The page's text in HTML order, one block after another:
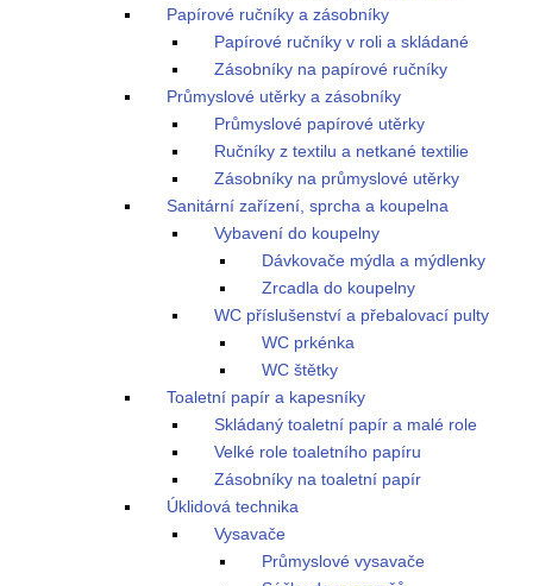
Papírové ručníky a zásobníky
Papírové ručníky v roli a skládané
Zásobníky na papírové ručníky
Průmyslové utěrky a zásobníky
Průmyslové papírové utěrky
Ručníky z textilu a netkané textilie
Zásobníky na průmyslové utěrky
Sanitární zařízení, sprcha a koupelna
Vybavení do koupelny
Dávkovače mýdla a mýdlenky
Zrcadla do koupelny
WC příslušenství a přebalovací pulty
WC prkénka
WC štětky
Toaletní papír a kapesníky
Skládaný toaletní papír a malé role
Velké role toaletního papíru
Zásobníky na toaletní papír
Úklidová technika
Vysavače
Průmyslové vysavače